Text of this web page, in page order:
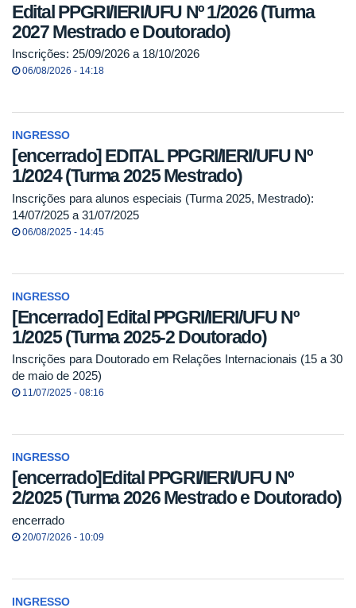
Edital PPGRI/IERI/UFU Nº 1/2026 (Turma
2027 Mestrado e Doutorado)
Inscrições: 25/09/2026 a 18/10/2026
06/08/2026 - 14:18
INGRESSO
[encerrado] EDITAL PPGRI/IERI/UFU Nº
1/2024 (Turma 2025 Mestrado)
Inscrições para alunos especiais (Turma 2025, Mestrado):
14/07/2025 a 31/07/2025
06/08/2025 - 14:45
INGRESSO
[Encerrado] Edital PPGRI/IERI/UFU Nº
1/2025 (Turma 2025-2 Doutorado)
Inscrições para Doutorado em Relações Internacionais (15 a 30
de maio de 2025)
11/07/2025 - 08:16
INGRESSO
[encerrado]Edital PPGRI/IERI/UFU Nº
2/2025 (Turma 2026 Mestrado e Doutorado)
encerrado
20/07/2026 - 10:09
INGRESSO